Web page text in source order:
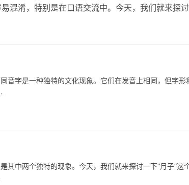
混淆，特别是在口语交流中。今天，我们就来探
是一种独特的文化现象。它们在发音上相同，但字形
两个独特的现象。今天，我们就来探讨一下“月子”这